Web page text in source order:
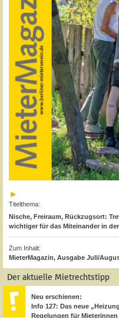
Titelthema:
Nische, Freiraum, Rückzugsort:
wichtiger für das Miteinander in
Zum Inhalt:
MieterMagazin, Ausgabe Juli/
Der aktuelle Mietrechtstipp
Neu erschienen:
Info 127: Das neue
Regelungen für